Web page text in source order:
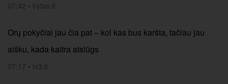
07:42 • lrytas.lt
Orų pokyčiai jau čia pat – kol kas bus karšta, tačiau jau
aišku, kada kaitra atslūgs
07:17 • tv3.lt